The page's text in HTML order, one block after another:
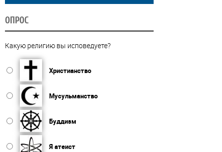
ОПРОС
Какую религию вы исповедуете?
Христианство
Мусульманство
Буддизм
Я атеист